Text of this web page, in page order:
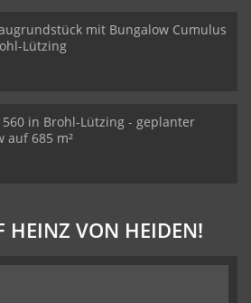
mit Bungalow Cumulus
Lützing
in Brohl-Lützing - geplanter
auf 685 m²
HEINZ VON HEIDEN!